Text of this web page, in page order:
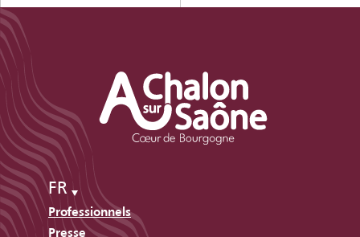
FR
Professionnels
Presse